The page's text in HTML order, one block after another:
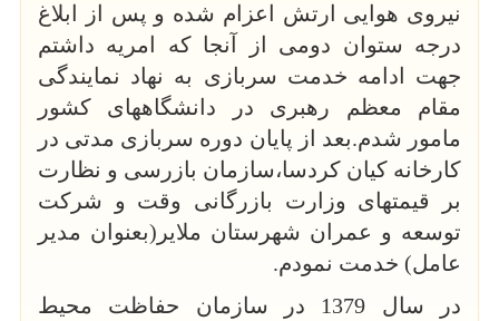
نیروی هوایی ارتش اعزام شده و پس از ابلاغ
درجه ستوان دومی از آنجا که امریه داشتم
جهت ادامه خدمت سربازی به نهاد نمایندگی
مقام معظم رهبری در دانشگاههای کشور
مامور شدم.بعد از پایان دوره سربازی مدتی در
کارخانه کیان کردسا،سازمان بازرسی و نظارت
بر قیمتهای وزارت بازرگانی وقت و شرکت
توسعه و عمران شهرستان ملایر(بعنوان مدیر
عامل) خدمت نمودم.
در سال 1379 در سازمان حفاظت محیط